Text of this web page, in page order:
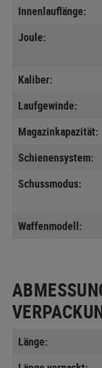
Innenlauflänge:
Joule:
Kaliber:
Laufgewinde:
Magazinkapazität:
Schienensystem:
Schussmodus:
Waffenmodell:
Länge: